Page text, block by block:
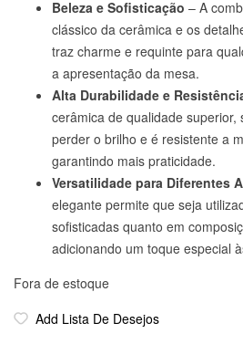
Beleza e Sofisticação – A
clássico da cerâmica e os
traz charme e requinte para
a apresentação da mesa.
Alta Durabilidade e
cerâmica de qualidade superior,
perder o brilho e é resistente a
garantindo mais praticidade.
Versatilidade para Diferentes
elegante permite que seja
sofisticadas quanto em
adicionando um toque especial
Fora de estoque
Add Lista De Desejos